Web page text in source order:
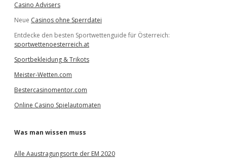
Casino Advisers
Neue Casinos ohne Sperrdatei
Entdecke den besten Sportwettenguide für Österreich:
sportwettenoesterreich.at
Sportbekleidung & Trikots
Meister-Wetten.com
Bestercasinomentor.com
Online Casino Spielautomaten
Was man wissen muss
Alle Aaustragungsorte der EM 2020